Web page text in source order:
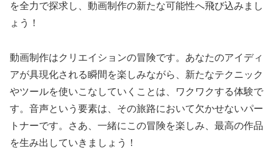
を全力で探求し、動画制作の新たな可能性へ飛び込みまし
ょう！
動画制作はクリエイションの冒険です。あなたのアイディ
アが具現化される瞬間を楽しみながら、新たなテクニック
やツールを使いこなしていくことは、ワクワクする体験で
す。音声という要素は、その旅路において欠かせないパー
トナーです。さあ、一緒にこの冒険を楽しみ、最高の作品
を生み出していきましょう！